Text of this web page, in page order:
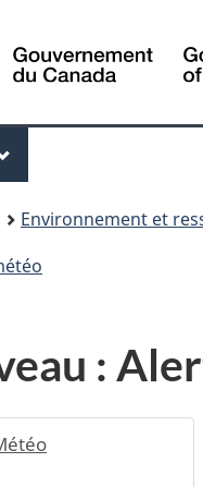
Environnement et
: